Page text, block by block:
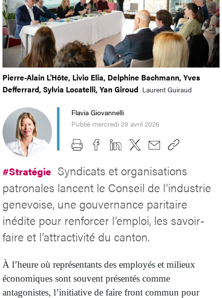
Pierre-Alain L'Hôte, Livio Elia, Delphine Bachmann, Yves
Defferrard, Sylvia Locatelli, Yan Giroud Laurent Guiraud
Flavia Giovannelli
Publié mercredi 29 avril 2026
#Stratégie Syndicats et organisations
patronales lancent le Conseil de l’industrie
genevoise, une gouvernance paritaire
inédite pour renforcer l’emploi, les savoir-
faire et l’attractivité du canton.
À l’heure où représentants des employés et milieux
économiques sont souvent présentés comme
antagonistes, l’initiative de faire front commun pour